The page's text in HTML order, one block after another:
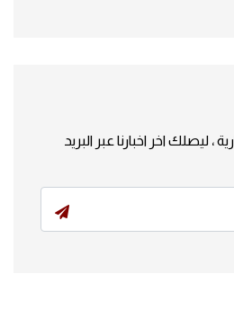
، ليصلك اخر اخبارنا عبر البريد